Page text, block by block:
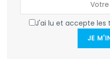
J'ai lu et accepte les
JE